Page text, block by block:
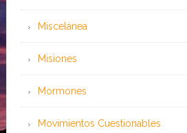
Miscelánea
Misiones
Mormones
Movimientos Cuestionables